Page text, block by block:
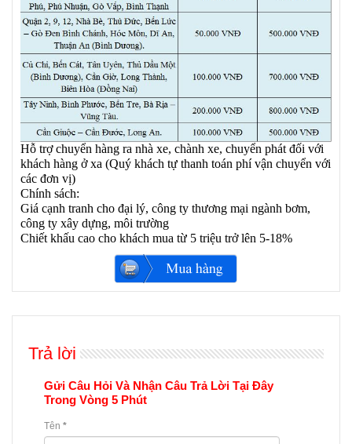
Hỗ trợ chuyển hàng ra nhà xe, chành xe, chuyển phát đối với
khách hàng ở xa (Quý khách tự thanh toán phí vận chuyển với
các đơn vị)
Chính sách:
Giá cạnh tranh cho đại lý, công ty thương mại ngành bơm,
công ty xây dựng, môi trường
Chiết khấu cao cho khách mua từ 5 triệu trở lên 5-18%
Trả lời
Gửi Câu Hỏi Và Nhận Câu Trả Lời Tại Đây
Trong Vòng 5 Phút
Tên *